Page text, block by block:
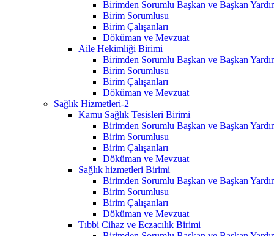
Birimden Sorumlu Başkan ve Başkan
Birim Sorumlusu
Birim Çalışanları
Döküman ve Mevzuat
Aile Hekimliği Birimi
Birimden Sorumlu Başkan ve Başkan
Birim Sorumlusu
Birim Çalışanları
Döküman ve Mevzuat
Sağlık Hizmetleri-2
Kamu Sağlık Tesisleri Birimi
Birimden Sorumlu Başkan ve Başkan
Birim Sorumlusu
Birim Çalışanları
Döküman ve Mevzuat
Sağlık hizmetleri Birimi
Birimden Sorumlu Başkan ve Başkan
Birim Sorumlusu
Birim Çalışanları
Döküman ve Mevzuat
Tıbbi Cihaz ve Eczacılık Birimi